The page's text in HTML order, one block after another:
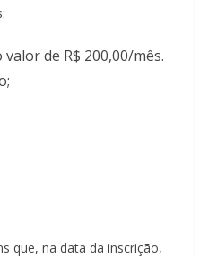
de R$ 200,00/mês.
que, na data da inscrição,